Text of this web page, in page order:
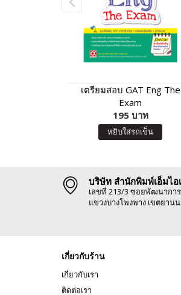
เตรียมสอบ GAT Eng The
Exam
195 บาท
หยิบใส่รถเข็น
บริษัท สำนักพิมพ์เอ็มไอ
เลขที่ 213/3 ซอยพัฒนากา
แขวงบางโพงพาง เขตยาน
เกี่ยวกับร้าน
เกี่ยวกับเรา
ติดต่อเรา